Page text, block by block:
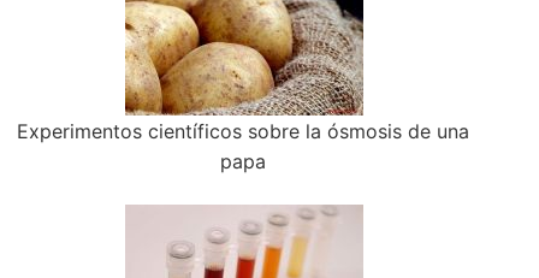
Experimentos científicos sobre la ósmosis de una
papa